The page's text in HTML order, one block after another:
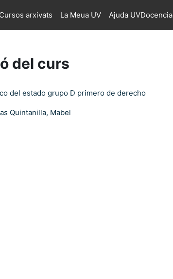
Cursos arxivats La Meua UV Ajuda UVDocencia
del curs
del estado grupo D primero de derecho
Quintanilla, Mabel